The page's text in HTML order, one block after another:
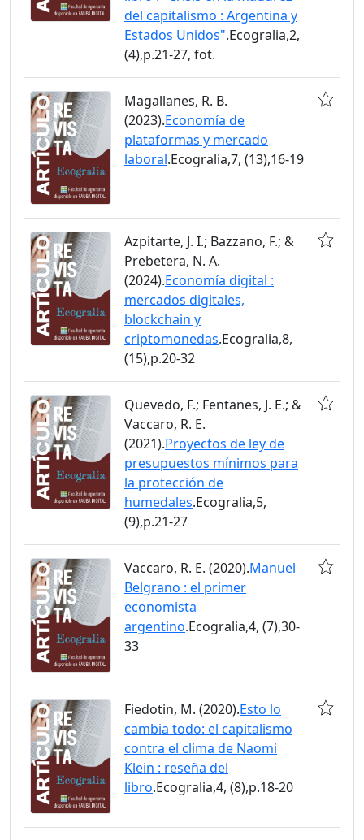
del capitalismo : Argentina y
Estados Unidos".Ecogralia,2,
(4),p.21-27, fot.
Magallanes, R. B.
(2023).Economía de
plataformas y mercado
laboral.Ecogralia,7, (13),16-19
Azpitarte, J. I.; Bazzano, F.; &
Prebetera, N. A.
(2024).Economía digital :
mercados digitales,
blockchain y
criptomonedas.Ecogralia,8,
(15),p.20-32
Quevedo, F.; Fentanes, J. E.; &
Vaccaro, R. E.
(2021).Proyectos de ley de
presupuestos mínimos para
la protección de
humedales.Ecogralia,5,
(9),p.21-27
Vaccaro, R. E. (2020).Manuel
Belgrano : el primer
economista
argentino.Ecogralia,4, (7),30-
33
Fiedotin, M. (2020).Esto lo
cambia todo: el capitalismo
contra el clima de Naomi
Klein : reseña del
libro.Ecogralia,4, (8),p.18-20